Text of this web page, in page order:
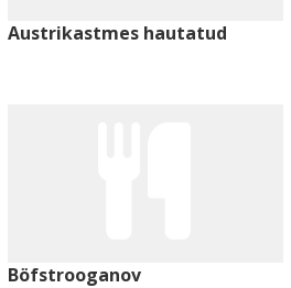
Austrikastmes hautatud
Böfstrooganov